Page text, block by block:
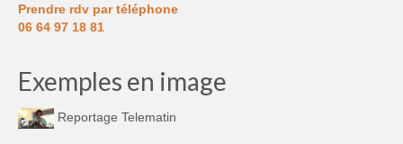
Prendre rdv par téléphone
06 64 97 18 81
Exemples en image
Reportage Telematin